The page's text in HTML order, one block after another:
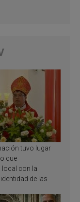
tuvo lugar
que
local con la
de las